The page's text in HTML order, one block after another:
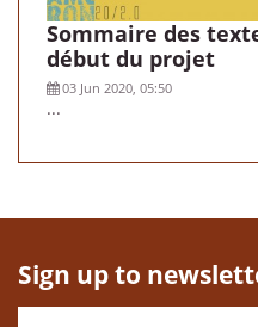
Sommaire des
début du projet
03 Jun 2020, 05:50
...
Sign up to